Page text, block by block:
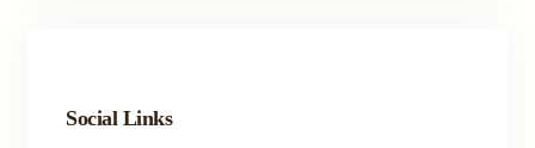
Social Links